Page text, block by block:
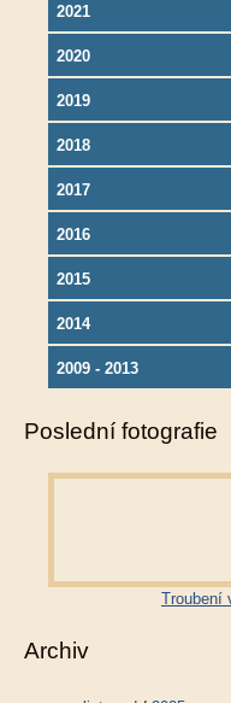
2021
2020
2019
2018
2017
2016
2015
2014
2009 - 2013
Poslední fotografie
Troubení
Archiv